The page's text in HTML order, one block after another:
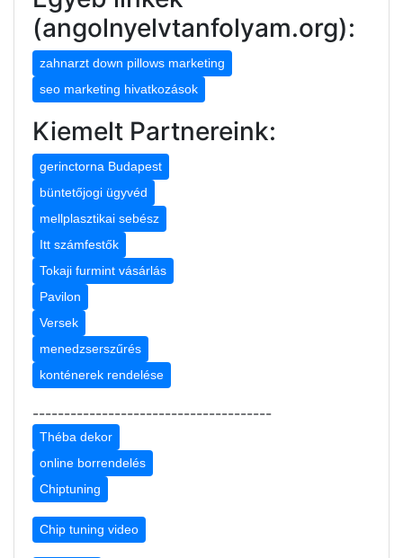
(angolnyelvtanfolyam.org):
zahnarzt down pillows marketing
seo marketing hivatkozások
Kiemelt Partnereink:
gerinctorna Budapest
büntetőjogi ügyvéd
mellplasztikai sebész
Itt számfestők
Tokaji furmint vásárlás
Pavilon
Versek
menedzserszűrés
konténerek rendelése
--------------------------------------
Théba dekor
online borrendelés
Chiptuning
Chip tuning video